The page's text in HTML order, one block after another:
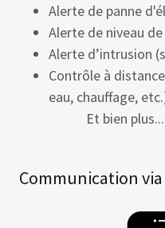
Alerte de panne
Alerte de niveau
Alerte d’intrusion​
Contrôle à
eau, chauffage,
Et bien plus...
Communication